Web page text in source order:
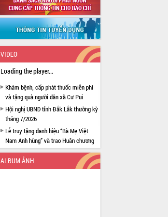
VIDEO
Loading the player...
Khám bệnh, cấp phát thuốc miễn phí
và tặng quà người dân xã Cư Pui
Hội nghị UBND tỉnh Đắk Lắk thường kỳ
tháng 7/2026
Lễ truy tặng danh hiệu “Bà Mẹ Việt
Nam Anh hùng” và trao Huân chương
Lao động
UBND tỉnh Đắk Lắk triển khai nhiệm
vụ 6 tháng cuối năm 2026
ALBUM ẢNH